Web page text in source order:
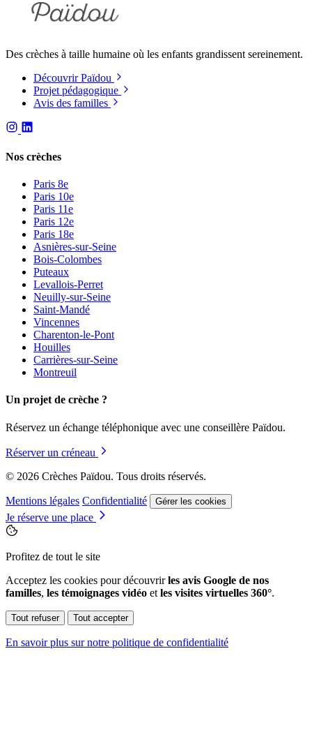
Des crèches à taille humaine où les enfants grandissent sereinement.
Découvrir Païdou
Projet pédagogique
Avis des familles
Nos crèches
Paris 8e
Paris 10e
Paris 11e
Paris 12e
Paris 18e
Asnières-sur-Seine
Bois-Colombes
Puteaux
Levallois-Perret
Neuilly-sur-Seine
Saint-Mandé
Vincennes
Charenton-le-Pont
Houilles
Carrières-sur-Seine
Montreuil
Un projet de crèche ?
Réservez un échange téléphonique avec une conseillère Païdou.
Réserver un créneau
© 2026 Crèches Païdou. Tous droits réservés.
Mentions légales Confidentialité Gérer les cookies
Je réserve une place
Profitez de tout le site
Acceptez les cookies pour découvrirles avis Google de nos
familles, les témoignages vidéo et les visites virtuelles 360°.
Tout refuser Tout accepter
En savoir plus sur notre politique de confidentialité